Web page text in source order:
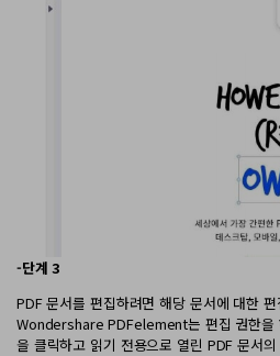
-단계 3
PDF 문서를 편집하려면 해당 문서에 대한
Wondershare PDFelement는 편집 권한을
을 클릭하고 읽기 전용으로 열린 PDF 문서